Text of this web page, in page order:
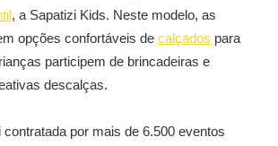
, a Sapatizi Kids. Neste modelo, as
opções confortáveis de calçados para
participem de brincadeiras e
descalças.
contratada por mais de 6.500 eventos